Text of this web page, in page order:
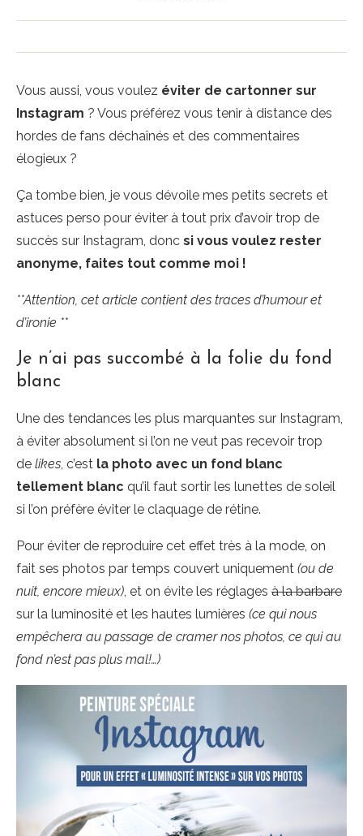
Vous aussi, vous voulez éviter de cartonner sur
Instagram ? Vous préférez vous tenir à distance des
hordes de fans déchaînés et des commentaires
élogieux ?
Ça tombe bien, je vous dévoile mes petits secrets et
astuces perso pour éviter à tout prix d’avoir trop de
succès sur Instagram, donc si vous voulez rester
anonyme, faites tout comme moi !
**Attention, cet article contient des traces d’humour et
d’ironie **
Je n’ai pas succombé à la folie du fond
blanc
Une des tendances les plus marquantes sur Instagram,
à éviter absolument si l’on ne veut pas recevoir trop
de likes, c’est la photo avec un fond blanc
tellement blanc qu’il faut sortir les lunettes de soleil
si l’on préfère éviter le claquage de rétine.
Pour éviter de reproduire cet effet très à la mode, on
fait ses photos par temps couvert uniquement (ou de
nuit, encore mieux), et on évite les réglages à la barbare
sur la luminosité et les hautes lumières (ce qui nous
empêchera au passage de cramer nos photos, ce qui au
fond n’est pas plus mal!…)